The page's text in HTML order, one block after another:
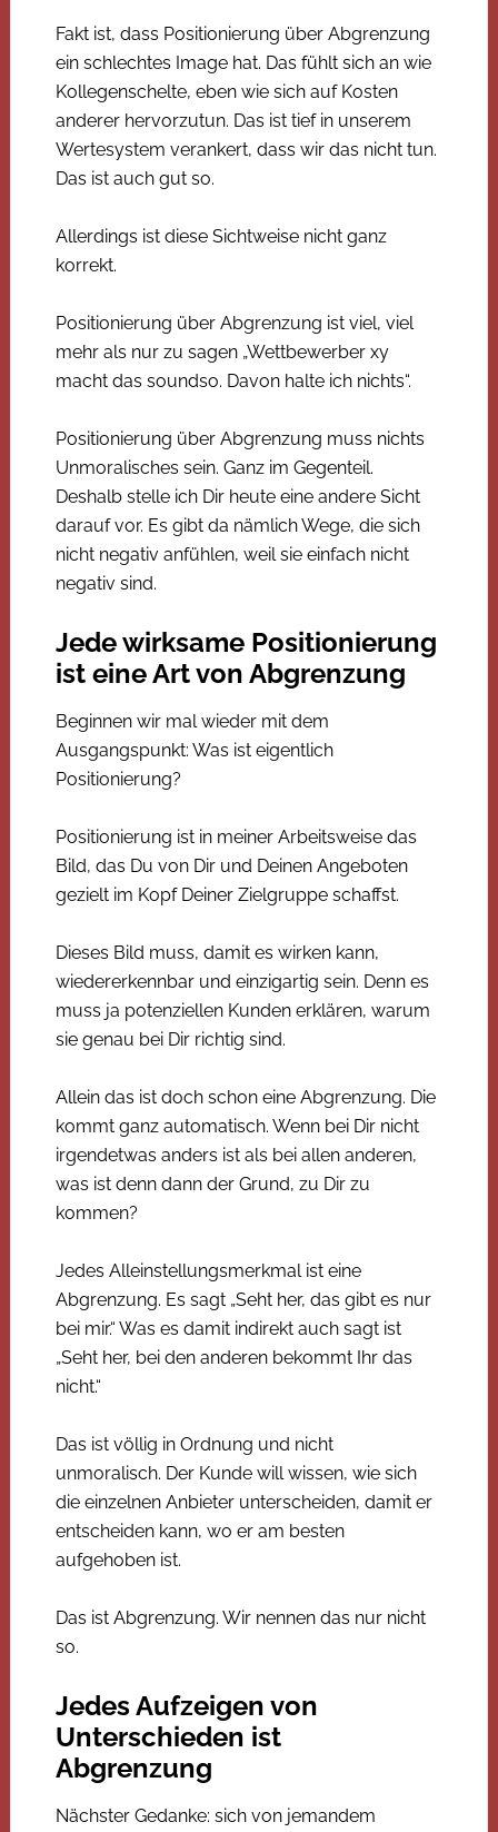
Fakt ist, dass Positionierung über Abgrenzung
ein schlechtes Image hat. Das fühlt sich an wie
Kollegenschelte, eben wie sich auf Kosten
anderer hervorzutun. Das ist tief in unserem
Wertesystem verankert, dass wir das nicht tun.
Das ist auch gut so.
Allerdings ist diese Sichtweise nicht ganz
korrekt.
Positionierung über Abgrenzung ist viel, viel
mehr als nur zu sagen „Wettbewerber xy
macht das soundso. Davon halte ich nichts“.
Positionierung über Abgrenzung muss nichts
Unmoralisches sein. Ganz im Gegenteil.
Deshalb stelle ich Dir heute eine andere Sicht
darauf vor. Es gibt da nämlich Wege, die sich
nicht negativ anfühlen, weil sie einfach nicht
negativ sind.
Jede wirksame Positionierung
ist eine Art von Abgrenzung
Beginnen wir mal wieder mit dem
Ausgangspunkt: Was ist eigentlich
Positionierung?
Positionierung ist in meiner Arbeitsweise das
Bild, das Du von Dir und Deinen Angeboten
gezielt im Kopf Deiner Zielgruppe schaffst.
Dieses Bild muss, damit es wirken kann,
wiedererkennbar und einzigartig sein. Denn es
muss ja potenziellen Kunden erklären, warum
sie genau bei Dir richtig sind.
Allein das ist doch schon eine Abgrenzung. Die
kommt ganz automatisch. Wenn bei Dir nicht
irgendetwas anders ist als bei allen anderen,
was ist denn dann der Grund, zu Dir zu
kommen?
Jedes Alleinstellungsmerkmal ist eine
Abgrenzung. Es sagt „Seht her, das gibt es nur
bei mir.“ Was es damit indirekt auch sagt ist
„Seht her, bei den anderen bekommt Ihr das
nicht.“
Das ist völlig in Ordnung und nicht
unmoralisch. Der Kunde will wissen, wie sich
die einzelnen Anbieter unterscheiden, damit er
entscheiden kann, wo er am besten
aufgehoben ist.
Das ist Abgrenzung. Wir nennen das nur nicht
so.
Jedes Aufzeigen von
Unterschieden ist
Abgrenzung
Nächster Gedanke: sich von jemandem